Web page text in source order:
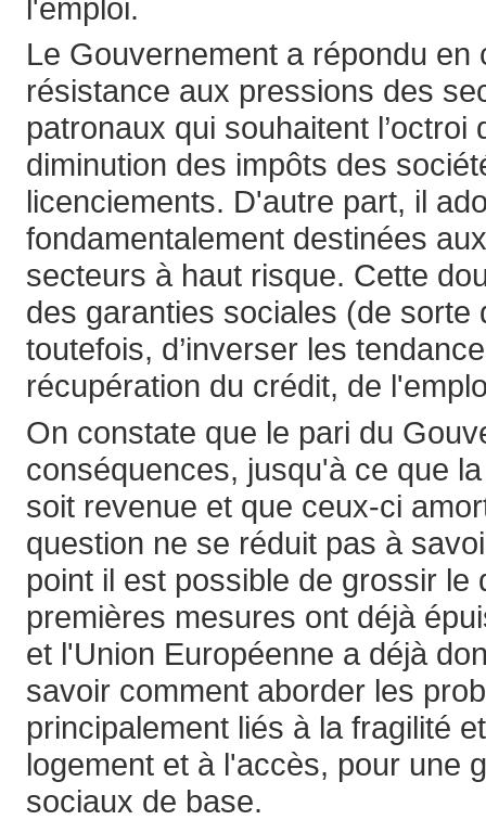
l'emploi.
Le Gouvernement a répondu
résistance aux pressions des
patronaux qui souhaitent
diminution des impôts des
licenciements. D'autre part, il
fondamentalement destinées
secteurs à haut risque. Cette
des garanties sociales (de sorte
toutefois, d’inverser les
récupération du crédit, de
On constate que le pari du
conséquences, jusqu'à ce que
soit revenue et que ceux-ci
question ne se réduit pas à
point il est possible de grossir
premières mesures ont déjà
et l'Union Européenne a déjà
savoir comment aborder les
principalement liés à la fragilité
logement et à l'accès, pour une
sociaux de base.